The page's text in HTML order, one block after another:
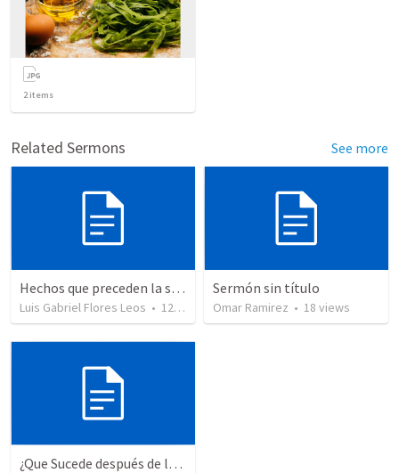
2items
Related Sermons See more
Hechos que preceden la segunda venida
Luis Gabriel Flores Leos • 12 views
Sermón sin título
Omar Ramirez • 18 views
¿Que Sucede después de la Muerte? Parte 2